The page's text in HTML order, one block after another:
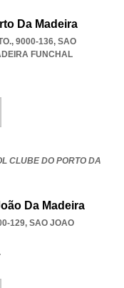
Da Madeira
9000-136, SAO
FUNCHAL
CLUBE DO PORTO DA
Da Madeira
129, SAO JOAO